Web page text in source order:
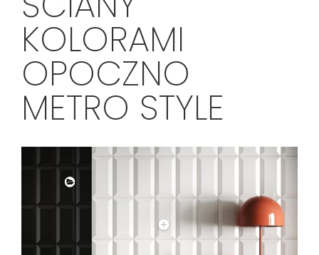
KOLORAMI
OPOCZNO
METRO STYLE